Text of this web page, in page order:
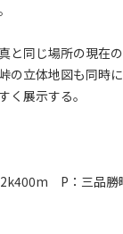
と同じ場所の現在
の立体地図も同時
く展示する。
P：三品勝